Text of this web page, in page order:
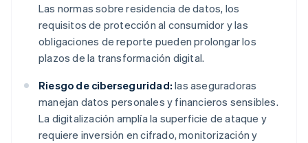
Las normas sobre residencia de datos, los
requisitos de protección al consumidor y las
obligaciones de reporte pueden prolongar los
plazos de la transformación digital.
Riesgo de ciberseguridad: las aseguradoras
manejan datos personales y financieros sensibles.
La digitalización amplía la superficie de ataque y
requiere inversión en cifrado, monitorización y